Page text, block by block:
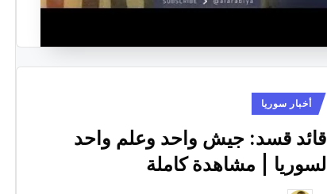
نُشرأخبار سوريا
قائد قسد: جيش واحد وعلم واحد
لسوريا | مشاهدة كاملة